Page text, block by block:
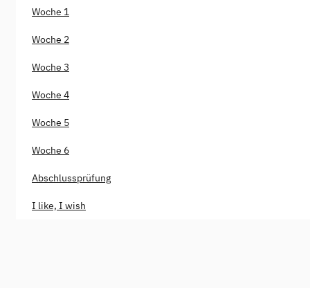
Woche 1
Woche 2
Woche 3
Woche 4
Woche 5
Woche 6
Abschlussprüfung
I like, I wish